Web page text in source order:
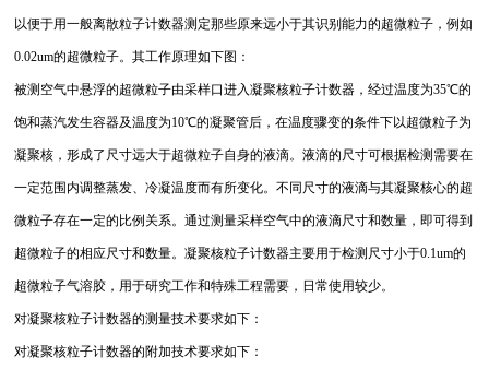
以便于用一般离散粒子计数器测定那些原来远小于其识别能力的超微粒子，例如
0.02um的超微粒子。其工作原理如下图：
被测空气中悬浮的超微粒子由采样口进入凝聚核粒子计数器，经过温度为35℃的
饱和蒸汽发生容器及温度为10℃的凝聚管后，在温度骤变的条件下以超微粒子为
凝聚核，形成了尺寸远大于超微粒子自身的液滴。液滴的尺寸可根据检测需要在
一定范围内调整蒸发、冷凝温度而有所变化。不同尺寸的液滴与其凝聚核心的超
微粒子存在一定的比例关系。通过测量采样空气中的液滴尺寸和数量，即可得到
超微粒子的相应尺寸和数量。凝聚核粒子计数器主要用于检测尺寸小于0.1um的
超微粒子气溶胶，用于研究工作和特殊工程需要，日常使用较少。
对凝聚核粒子计数器的测量技术要求如下：
对凝聚核粒子计数器的附加技术要求如下：